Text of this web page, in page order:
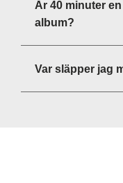
Är 40 minuter
album?
Var släpper jag